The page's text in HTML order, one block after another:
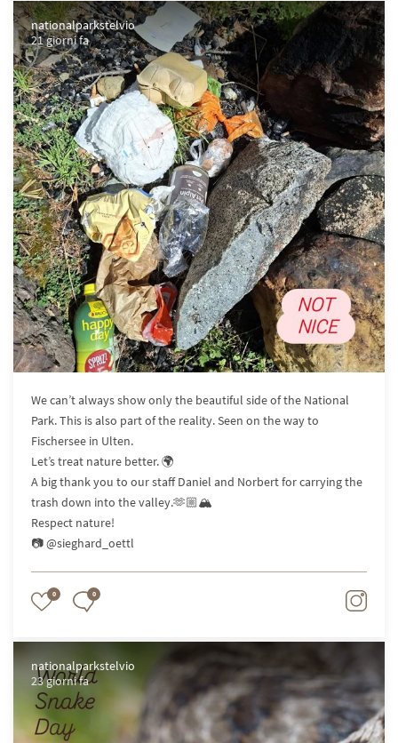
nationalparkstelvio
21 giorni fa
We can’t always show only the beautiful side of the National
Park. This is also part of the reality. Seen on the way to
Fischersee in Ulten.
Let’s treat nature better. 🌍
A big thank you to our staff Daniel and Norbert for carrying the
trash down into the valley.🫶🏼🏔️
Respect nature!
📷 @sieghard_oettl
0 0
nationalparkstelvio
23 giorni fa